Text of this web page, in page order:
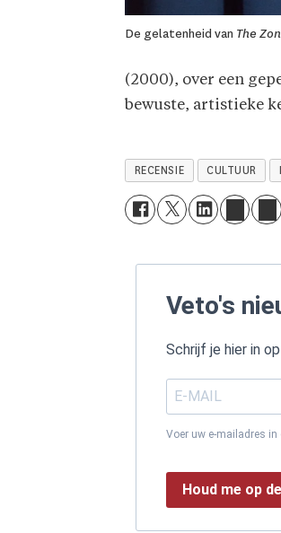
De gelatenheid van The
(2000), over een
bewuste, artistieke
RECENSIE CULTUUR
Veto's
Schrijf je hier in
Voer uw e-mailadres in
Houd me op